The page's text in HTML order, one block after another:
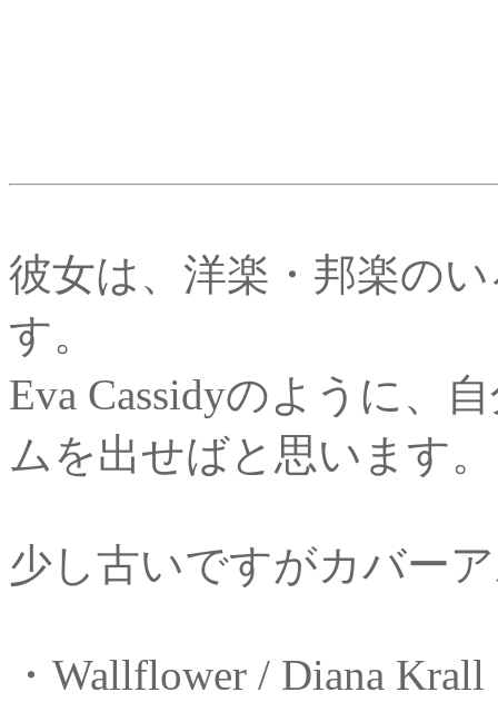
彼女は、洋楽・邦楽の
す。
Eva Cassidyのように、
ムを出せばと思います。
少し古いですがカバー
・Wallflower / Diana